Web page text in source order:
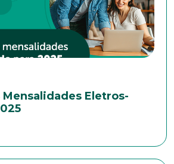
Mensalidades Eletros-